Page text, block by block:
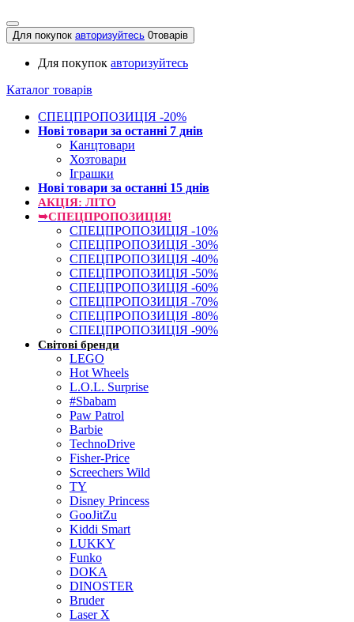
Для покупок авторизуйтесь 0товарів
Для покупок авторизуйтесь
Каталог товарів
СПЕЦПРОПОЗИЦІЯ -20%
Нові товари за останнi 7 днiв
Канцтовари
Хозтовари
Іграшки
Нові товари за останнi 15 днiв
АКЦІЯ: ЛІТО
➥СПЕЦПРОПОЗИЦІЯ!
СПЕЦПРОПОЗИЦІЯ -10%
СПЕЦПРОПОЗИЦІЯ -30%
СПЕЦПРОПОЗИЦІЯ -40%
СПЕЦПРОПОЗИЦІЯ -50%
СПЕЦПРОПОЗИЦІЯ -60%
СПЕЦПРОПОЗИЦІЯ -70%
СПЕЦПРОПОЗИЦІЯ -80%
СПЕЦПРОПОЗИЦІЯ -90%
Світові бренди
LEGO
Hot Wheels
L.O.L. Surprise
#Sbabam
Paw Patrol
Barbie
TechnoDrive
Fisher-Price
Screechers Wild
TY
Disney Princess
GooJitZu
Kiddi Smart
LUKKY
Funko
DOKA
DINOSTER
Bruder
Laser X